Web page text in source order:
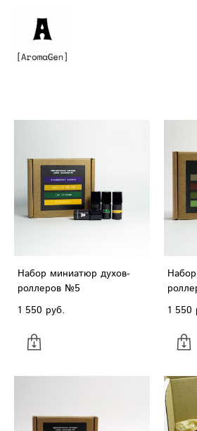
Набор миниатюр духов-
роллеров №5
1 550 pуб.
1 550